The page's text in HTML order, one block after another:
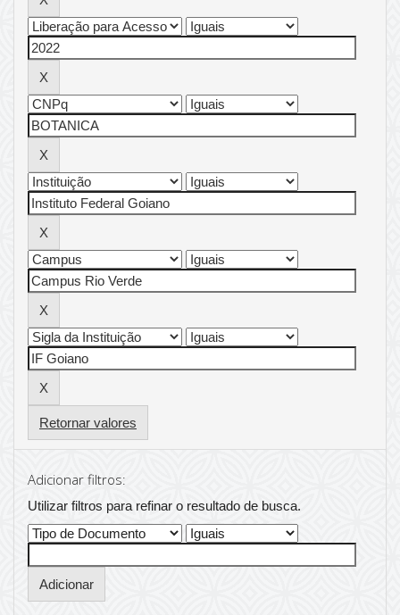
Retornar valores
Adicionar filtros:
Utilizar filtros para refinar o resultado de busca.